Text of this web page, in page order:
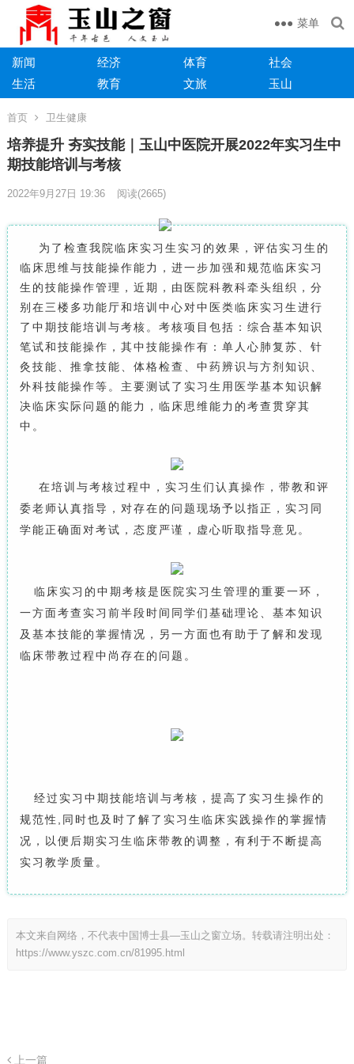
菜单
新闻 经济 体育
社会
生活
教育 文旅 玉山
首页 卫生健康
培养提升 夯实技能｜玉山中医院开展2022年实习生中
期技能培训与考核
2022年9月27日 19:36 阅读(2665)
为 了检查我 院临床 实习生实习的效果，评估实习 生的
临床思维与技能操作能力，进一步加强和规范临床 实习
生的技能操作管理， 近期，由 医院科教科牵头组织，分
别 在三楼多功能厅和培训中心对中医类临床 实习生进行
了中期技能培训 与考核。考核项目包括 ：综合基本知识
笔试和技能操作，其中技能操作有： 单人心肺复苏、 针
灸 技能、 推拿技能、体格检查、中药辨识与方剂 知识 、
外科技能操作等。 主要测试了实习生用医学基本知识解
决临床实际问题的能力，临床思维能力的考查贯穿其
中。
在培训与考核过程中，实习生 们 认真操作，带教 和评
委老师 认真指导，对存在的问题现场予以指正 ， 实习同
学能正确面对考试，态度严谨，虚心听取指导意见 。
临床实习的 中期考核是医院实习生管理的重要一环，
一方面考查实习前半段时间同学们基础理论、基本知识
及基本技能的掌握情况，另一方面也有助于了解和发现
临床带教过程中尚存在的问题。
经过实习中期技能培训与考核，提高了实习生操作的
规范性
同时也 及时了解 了 实习生临床实践操作的掌握情
况，
以便 后期实习生临床带教的 调整，有利于不断提高
实习教学质量。
本文来自网络，不代表中国博士县—玉山之窗立场。转载请注明出处：
https://www.yszc.com.cn/81995.html
上一篇